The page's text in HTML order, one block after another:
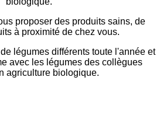
proposer des produits sains, de
à proximité de chez vous.
légumes différents toute l'année et
avec les légumes des collègues
agriculture biologique.